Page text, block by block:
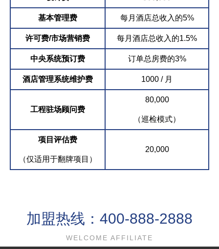
基本管理费 每月酒店总收入的5%
许可费/市场营销费 每月酒店总收入的1.5%
中央系统预订费 订单总房费的3%
酒店管理系统维护费 1000 / 月
工程驻场顾问费
80,000
（巡检模式）
项目评估费
（仅适用于翻牌项目）
20,000
加盟热线：400-888-2888
WELCOME AFFILIATE